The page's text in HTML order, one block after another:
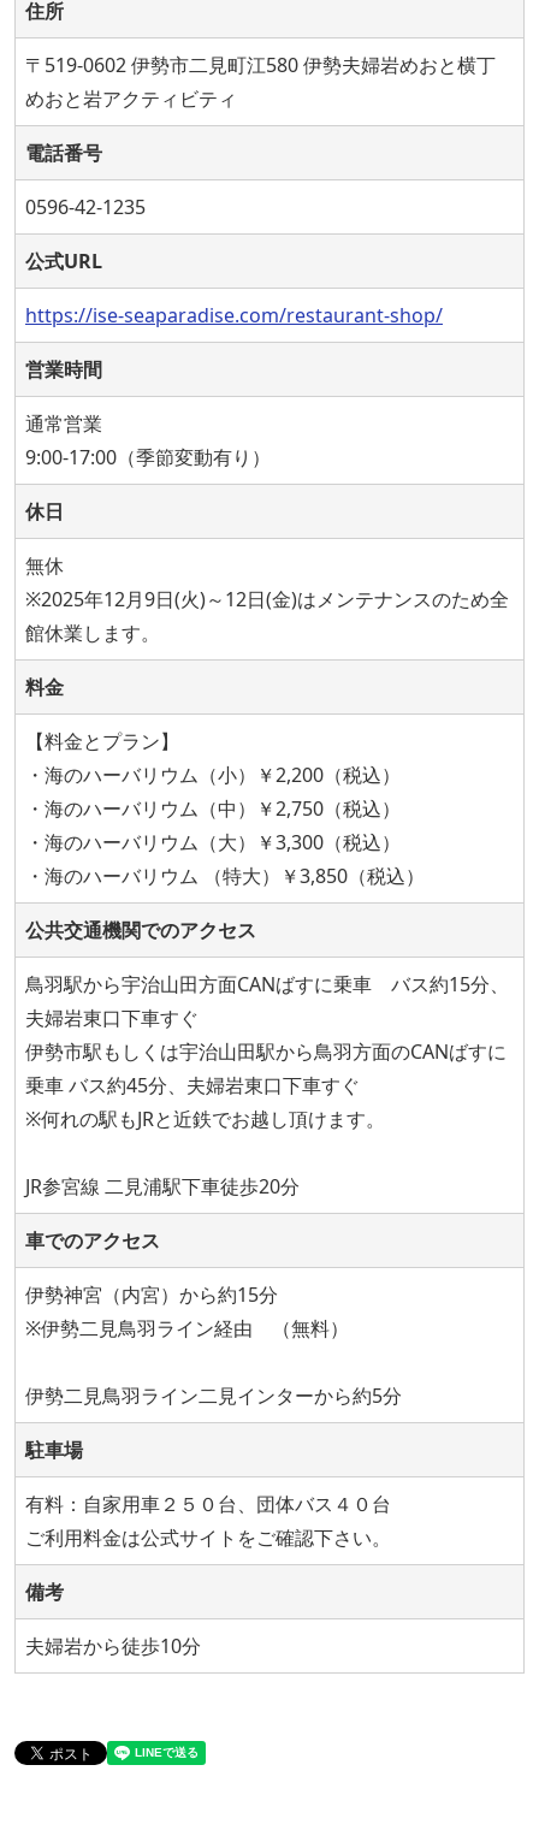
住所
〒519-0602 伊勢市二見町江580 伊勢夫婦岩めおと横丁
めおと岩アクティビティ
電話番号
0596-42-1235
公式URL
https://ise-seaparadise.com/restaurant-shop/
営業時間
通常営業
9:00-17:00（季節変動有り）
休日
無休
※2025年12月9日(火)～12日(金)はメンテナンスのため全
館休業します。
料金
【料金とプラン】
・海のハーバリウム（小）￥2,200（税込）
・海のハーバリウム（中）￥2,750（税込）
・海のハーバリウム（大）￥3,300（税込）
・海のハーバリウム （特大）￥3,850（税込）
公共交通機関でのアクセス
鳥羽駅から宇治山田方面CANばすに乗車 バス約15分、
夫婦岩東口下車すぐ
伊勢市駅もしくは宇治山田駅から鳥羽方面のCANばすに
乗車 バス約45分、夫婦岩東口下車すぐ
※何れの駅もJRと近鉄でお越し頂けます。
JR参宮線 二見浦駅下車徒歩20分
車でのアクセス
伊勢神宮（内宮）から約15分
※伊勢二見鳥羽ライン経由 （無料）
伊勢二見鳥羽ライン二見インターから約5分
駐車場
有料：自家用車２５０台、団体バス４０台
ご利用料金は公式サイトをご確認下さい。
備考
夫婦岩から徒歩10分